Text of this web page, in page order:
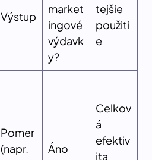
Výstup
market
ingové
výdavk
y?
tejšie
použiti
e
Pomer
(napr.
Áno
Celkov
á
efektiv
ita